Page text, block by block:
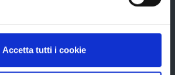
Accetta tutti i cookie